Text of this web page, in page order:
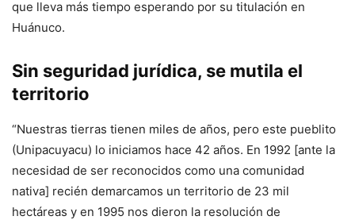
que lleva más tiempo esperando por su titulación en
Huánuco.
Sin seguridad jurídica, se mutila el
territorio
“Nuestras tierras tienen miles de años, pero este pueblito
(Unipacuyacu) lo iniciamos hace 42 años. En 1992 [ante la
necesidad de ser reconocidos como una comunidad
nativa] recién demarcamos un territorio de 23 mil
hectáreas y en 1995 nos dieron la resolución de